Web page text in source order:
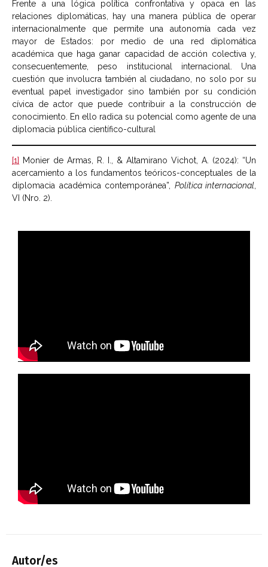
Frente a una lógica política confrontativa y opaca en las
relaciones diplomáticas, hay una manera pública de operar
internacionalmente que permite una autonomía cada vez
mayor de Estados: por medio de una red diplomática
académica que haga ganar capacidad de acción colectiva y,
consecuentemente, peso institucional internacional. Una
cuestión que involucra también al ciudadano, no solo por su
eventual papel investigador sino también por su condición
cívica de actor que puede contribuir a la construcción de
conocimiento. En ello radica su potencial como agente de una
diplomacia pública científico-cultural
[1]
Monier de Armas, R. I., & Altamirano Vichot, A. (2024): “Un
acercamiento a los fundamentos teóricos-conceptuales de la
diplomacia académica contemporánea”, Política internacional
VI (Nro. 2).
Autor/es